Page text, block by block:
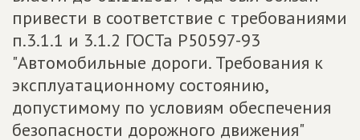
привести в соответствие с требованиями
п.3.1.1 и 3.1.2 ГОСТа Р50597-93
"Автомобильные дороги. Требования к
эксплуатационному состоянию,
допустимому по условиям обеспечения
безопасности дорожного движения"